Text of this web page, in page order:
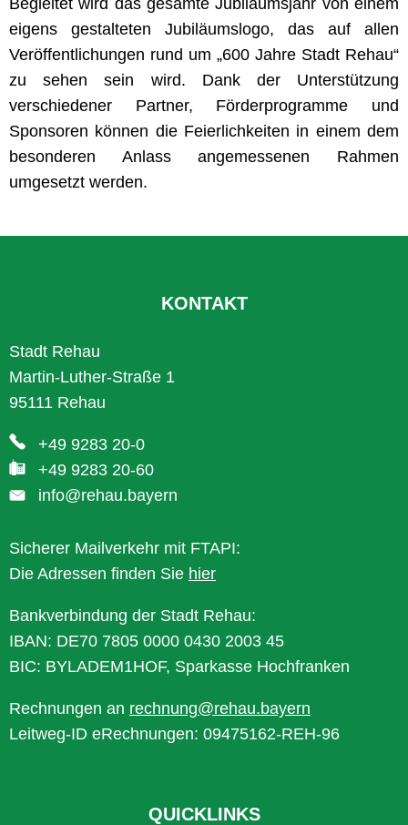
eigens gestalteten Jubiläumslogo, das auf allen
Veröffentlichungen rund um „600 Jahre Stadt Rehau“
zu sehen sein wird. Dank der Unterstützung
verschiedener Partner, Förderprogramme und
Sponsoren können die Feierlichkeiten in einem dem
besonderen Anlass angemessenen Rahmen
umgesetzt werden.
KONTAKT
Stadt Rehau
Martin-Luther-Straße 1
95111 Rehau
+49 9283 20-0
+49 9283 20-60
info@rehau.bayern
Sicherer Mailverkehr mit FTAPI:
Die Adressen finden Sie hier
Bankverbindung der Stadt Rehau:
IBAN: DE70 7805 0000 0430 2003 45
BIC: BYLADEM1HOF, Sparkasse Hochfranken
Rechnungen an rechnung@rehau.bayern
Leitweg-ID eRechnungen: 09475162-REH-96
QUICKLINKS